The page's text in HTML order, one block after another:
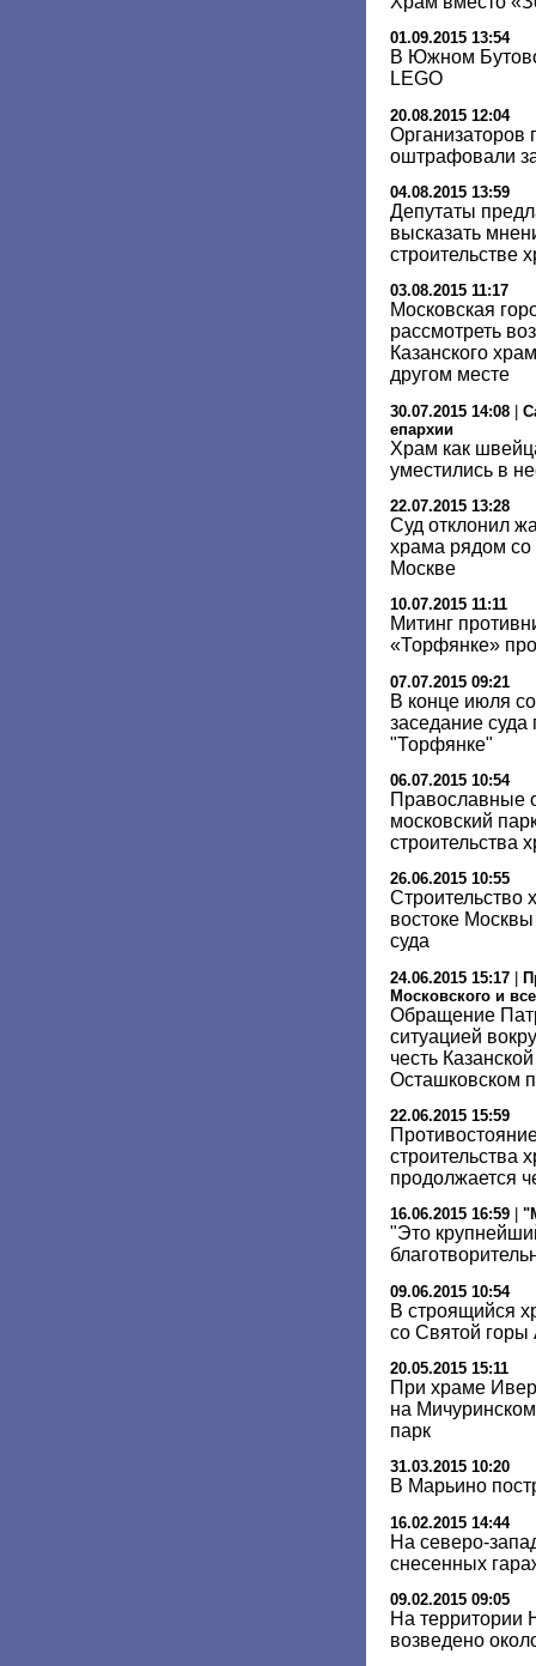
01.09.2015 13:54
В Южном
LEGO
20.08.2015 12:04
Организаторов
оштрафовали
04.08.2015 13:59
Депутаты
высказать
строительстве
03.08.2015 11:17
Московская
рассмотреть
Казанского
другом месте
30.07.2015 14:08 |
епархии
Храм как
уместились в
22.07.2015 13:28
Суд отклонил
храма рядом со
Москве
10.07.2015 11:11
Митинг
«Торфянке»
07.07.2015 09:21
В конце июля
заседание
"Торфянке"
06.07.2015 10:54
Православные
московский
строительства
26.06.2015 10:55
Строительство
востоке
суда
24.06.2015 15:17 |
Московского и
Обращение
ситуацией
честь
Осташковском
22.06.2015 15:59
строительства
продолжается
16.06.2015 16:59
"Это
09.06.2015 10:54
В строящийся
со Святой
20.05.2015 15:11
При храме
на
парк
31.03.2015 10:20
В Марьино
16.02.2015 14:44
На северо-
снесенных
09.02.2015 09:05
На территории
возведено